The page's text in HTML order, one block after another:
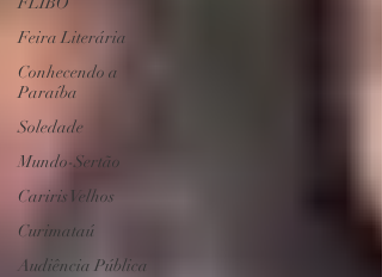
Feira Literária
Conhecendo a
Paraíba
Soledade
Mundo-Sertão
Cariris Velhos
Curimataú
Audiência Pública